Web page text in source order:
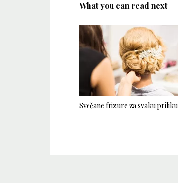
What you can read next
Svečane frizure za svaku priliku